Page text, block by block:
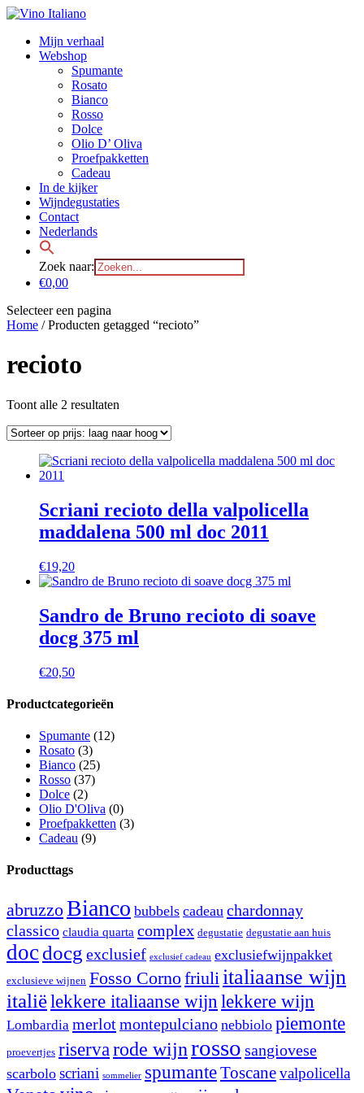
Mijn verhaal
Webshop
Spumante
Rosato
Bianco
Rosso
Dolce
Olio D’ Oliva
Proefpakketten
Cadeau
In de kijker
Wijndegustaties
Contact
Nederlands
Zoek naar:
€0,00
Selecteer een pagina
Home / Producten getagged “recioto”
recioto
Toont alle 2 resultaten
prijs:
naar
Scriani recioto della valpolicella
maddalena 500 ml doc 2011
€19,20
Sandro de Bruno recioto di soave
docg 375 ml
€20,50
Productcategorieën
Spumante (12)
Rosato (3)
Bianco (25)
Rosso (37)
Dolce (2)
Olio D'Oliva (0)
Proefpakketten (3)
Cadeau (9)
Producttags
abruzzoBianco bubbels cadeau chardonnay
classico claudia quarta complex degustatie degustatie aan huis
docdocg exclusief exclusief cadeau exclusiefwijnpakket
exclusieve wijnen Fosso Cornofriuli italiaanse wijn
italiëlekkere italiaanse wijn lekkere wijn
Lombardia merlotmontepulciano nebbiolo piemonte
proevertjes riservarode wijnrosso sangiovese
scarbolo scriani sommelier spumanteToscanevalpolicella